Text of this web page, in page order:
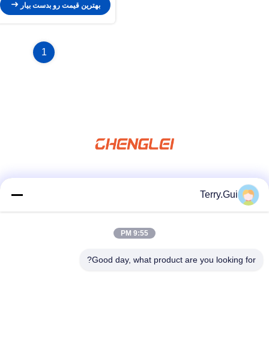
بهترین قیمت رو بدست بیار
1
Terry.Gui
9:55 PM
Good day, what product are you looking for?